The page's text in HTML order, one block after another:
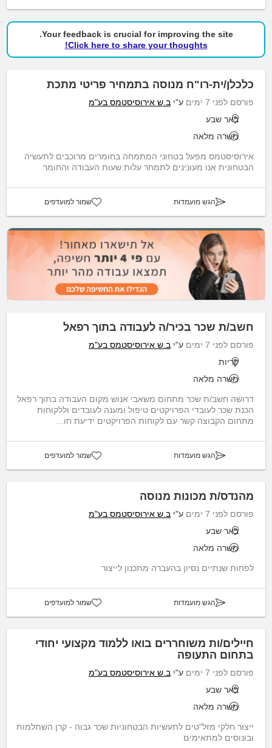
Your feedback is crucial for improving the site.
Click here to share your thoughts!
כלכלן/ית-רו"ח מנוסה בתמחיר פריטי מתכת
פורסם לפני 7 ימים ע"י ב.ש אירוסיסטמס בע"מ
באר שבע
משרה מלאה
אירוסיסטמס מפעל בטחוני המתמחה בחומרים מרוכבים לתעשיה
הבטחונית אנו מעונינים לתמחר עלות שעות העבודה והחומר
הגש מועמדות שמור למועדפים
חשב/ת שכר בכיר/ה לעבודה בתוך רפאל
פורסם לפני 7 ימים ע"י ב.ש אירוסיסטמס בע"מ
קריות
משרה מלאה
דרושה חשב/ת שכר מתחום משאבי אנוש מקום העבודה בתוך רפאל
הכנת שכר לעובדי הפרויקטים טיפול ומענה לעובדים וללקוחות
מתחום הקבוצה קשר עם לקוחות הפרויקטים ידיעת חו...
הגש מועמדות שמור למועדפים
מהנדס/ת מכונות מנוסה
פורסם לפני 7 ימים ע"י ב.ש אירוסיסטמס בע"מ
באר שבע
משרה מלאה
לפחות שנתיים נסיון בהעברה מתכנון לייצור
הגש מועמדות שמור למועדפים
חיילים/ות משוחררים בואו ללמוד מקצועי יחודי
בתחום התעופה
פורסם לפני 7 ימים ע"י ב.ש אירוסיסטמס בע"מ
באר שבע
משרה מלאה
ייצור חלקי מזל"טים לתעשיות הבטחוניות שכר גבוה - קרן השתלמות
ובונוסים למתאימים